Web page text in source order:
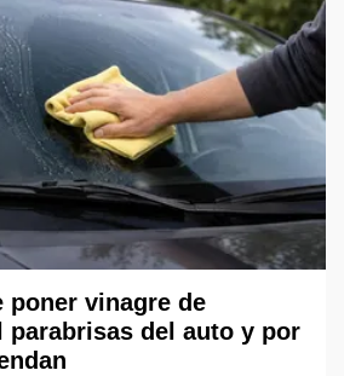
poner vinagre de
parabrisas del auto y por